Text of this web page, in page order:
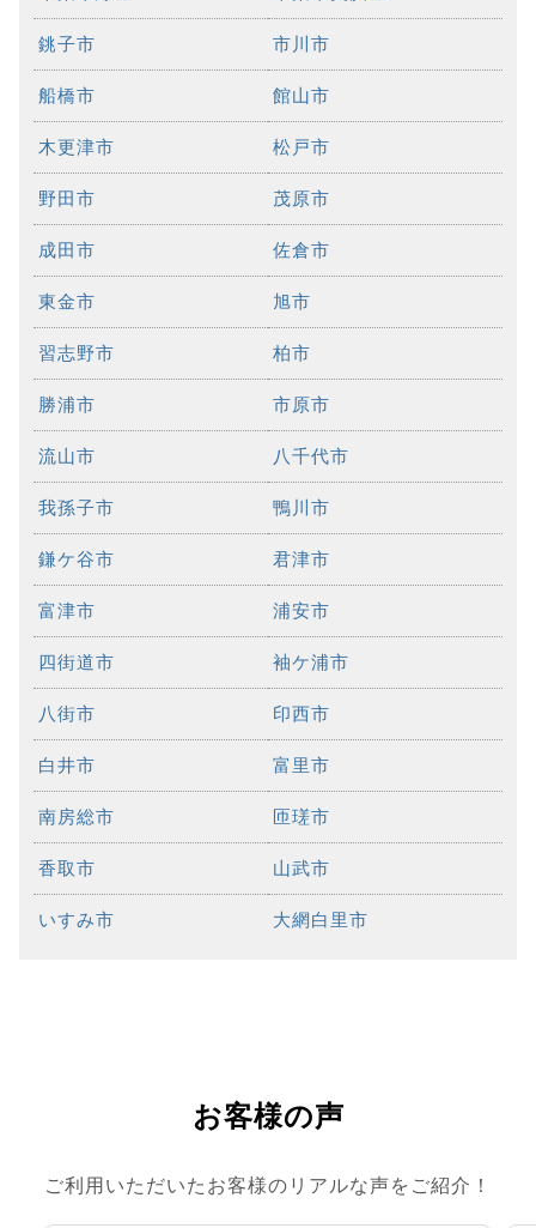
銚子市 市川市
船橋市 館山市
木更津市 松戸市
野田市 茂原市
成田市 佐倉市
東金市 旭市
習志野市 柏市
勝浦市 市原市
流山市 八千代市
我孫子市 鴨川市
鎌ケ谷市 君津市
富津市 浦安市
四街道市 袖ケ浦市
八街市 印西市
白井市 富里市
南房総市 匝瑳市
香取市 山武市
いすみ市 大網白里市
お客様の声
ご利用いただいたお客様のリアルな声をご紹介！